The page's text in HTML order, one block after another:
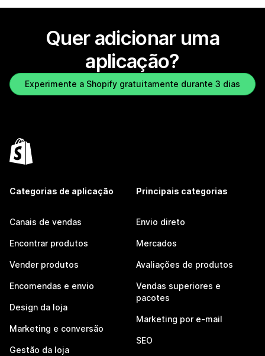
Quer adicionar uma
aplicação?
Experimente a Shopify gratuitamente durante 3 dias
Categorias de aplicação
Canais de vendas
Encontrar produtos
Vender produtos
Encomendas e envio
Design da loja
Marketing e conversão
Gestão da loja
Principais categorias
Envio direto
Mercados
Avaliações de produtos
Vendas superiores e
pacotes
Marketing por e-mail
SEO